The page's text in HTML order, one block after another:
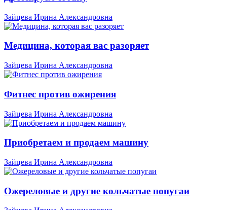
Зайцева Ирина Александровна
Медицина, которая вас разоряет
Зайцева Ирина Александровна
Фитнес против ожирения
Зайцева Ирина Александровна
Приобретаем и продаем машину
Зайцева Ирина Александровна
Ожереловые и другие кольчатые попугаи